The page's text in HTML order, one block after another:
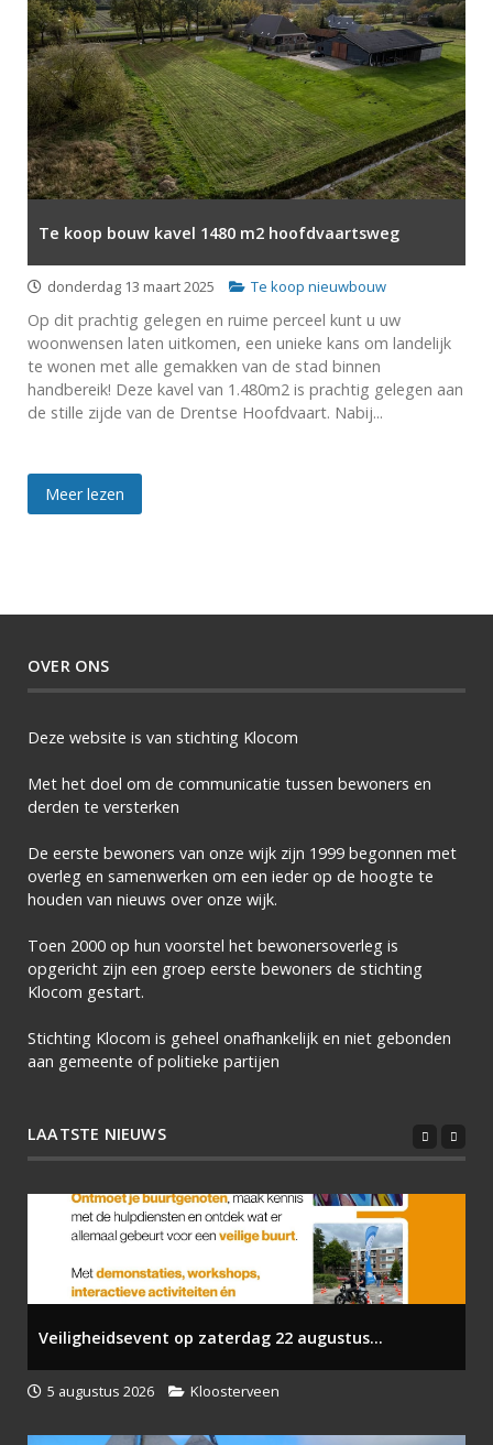
Te koop bouw kavel 1480 m2 hoofdvaartsweg
donderdag 13 maart 2025 Te koop nieuwbouw
Op dit prachtig gelegen en ruime perceel kunt u uw
woonwensen laten uitkomen, een unieke kans om landelijk
te wonen met alle gemakken van de stad binnen
handbereik! Deze kavel van 1.480m2 is prachtig gelegen aan
de stille zijde van de Drentse Hoofdvaart. Nabij...
Meer lezen
OVER ONS
Deze website is van stichting Klocom
Met het doel om de communicatie tussen bewoners en
derden te versterken
De eerste bewoners van onze wijk zijn 1999 begonnen met
overleg en samenwerken om een ieder op de hoogte te
houden van nieuws over onze wijk.
Toen 2000 op hun voorstel het bewonersoverleg is
opgericht zijn een groep eerste bewoners de stichting
Klocom gestart.
Stichting Klocom is geheel onafhankelijk en niet gebonden
aan gemeente of politieke partijen
LAATSTE NIEUWS
Veiligheidsevent op zaterdag 22 augustus...
5 augustus 2026 Kloosterveen